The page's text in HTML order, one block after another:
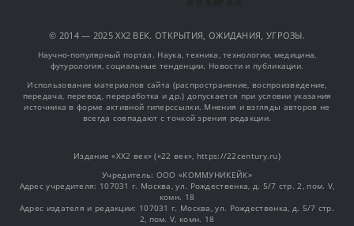
© 2014 — 2025 XX2 ВЕК. ОТКРЫТИЯ, ОЖИДАНИЯ, УГРОЗЫ.
Научно-популярный портал. Наука, техника, технологии, медицина,
футурология, социальные тенденции. Новости и публикации.
Использование материалов сайта (распространение, воспроизведение,
передача, перевод, переработка и др.) допускается при условии указания
источника в форме активной гиперссылки. Мнения и взгляды авторов не
всегда совпадают с точкой зрения редакции.
Издание «XX2 век» («22 век», https://22century.ru)
Учредитель: OOO «КОММУНИКЕЙК»
Адрес учредителя: 107031 г. Москва, ул. Рождественка, д. 5/7 стр. 2, пом. V,
комн. 18
Адрес издателя и редакции: 107031 г. Москва, ул. Рождественка, д. 5/7 стр.
2, пом. V, комн. 18